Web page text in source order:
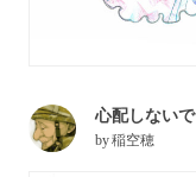
心配しないで
by稲空穂